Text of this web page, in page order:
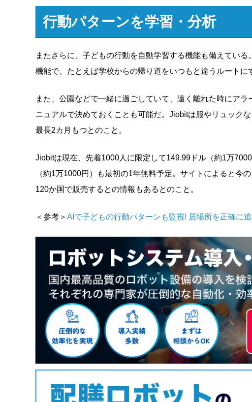
行動パターンを学習・分析
またさらに、子どもの行動を自動学習する機能も備えてい
機能で、たとえば学校からの帰り道をいつもと違うルートに
また、公園などで一緒に過ごしていて、遠く離れた時にア
ニュアルで決めておくことも可能だ。Jiobitは服やリュック
最長2カ月もつとのこと。
Jiobitは現在、先着1000人に限定して149.99ドル（約1万
（約1万1000円）も最初の1年無料予定。サイトによると今
120か国で販売するとの情報もあるとのこと。
＜参考＞ AIで子どもの行動パターンも監視! 居場所を正確に